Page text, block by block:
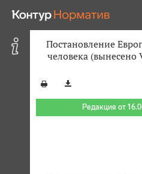
Постановление
человека (вынесено
Редакция от